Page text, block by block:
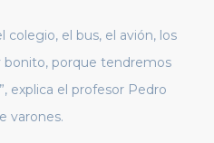
colegio, el bus, el avión, los
bonito, porque tendremos
explica el profesor Pedro
varones.